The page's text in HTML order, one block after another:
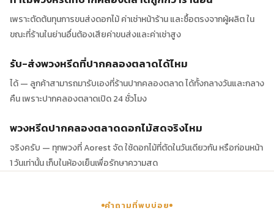
เพราะตัดต้นทุนการขนส่งดอกไม้ ค่าเช่าหน้าร้าน และซื้อตรงจากผู้ผลิต ใน
ขณะที่ร้านในย่านอื่นต้องเสียค่าขนส่งและค่าเช่าสูง
รับ-ส่งพวงหรีดที่ปากคลองตลาดได้ไหม
ได้ — ลูกค้าสามารถมารับเองที่ร้านปากคลองตลาด ได้ทั้งกลางวันและกลาง
คืน เพราะปากคลองตลาดเปิด 24 ชั่วโมง
พวงหรีดปากคลองตลาดดอกไม้สดจริงไหม
จริงครับ — ทุกพวงที่ Aorest จัด ใช้ดอกไม้ที่ตัดในวันเดียวกัน หรือก่อนหน้า
1 วันเท่านั้น เก็บในห้องเย็นเพื่อรักษาความสด
คำถามที่พบบ่อย